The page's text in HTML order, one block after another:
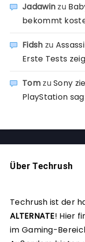
Jadawin zu
bekommt
Fidsh zu
Erste Tests
TomzuSony
PlayStation
Über Techrush
Techrush ist der
ALTERNATE! Hier
im Gaming-